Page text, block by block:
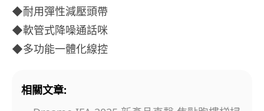
◆耐用彈性減壓頭帶
◆軟管式降噪通話咪
◆多功能一體化線控
相關文章: